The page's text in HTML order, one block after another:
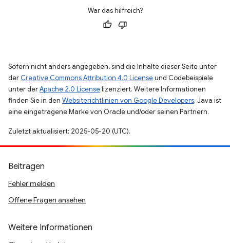
War das hilfreich?
Sofern nicht anders angegeben, sind die Inhalte dieser Seite unter
der Creative Commons Attribution 4.0 Licenseund Codebeispiele
unter derApache 2.0 Licenselizenziert. Weitere Informationen
finden Sie in den Websiterichtlinien von Google Developers. Java ist
eine eingetragene Marke von Oracle und/oder seinen Partnern.
Zuletzt aktualisiert: 2025-05-20 (UTC).
Beitragen
Fehler melden
Offene Fragen ansehen
Weitere Informationen